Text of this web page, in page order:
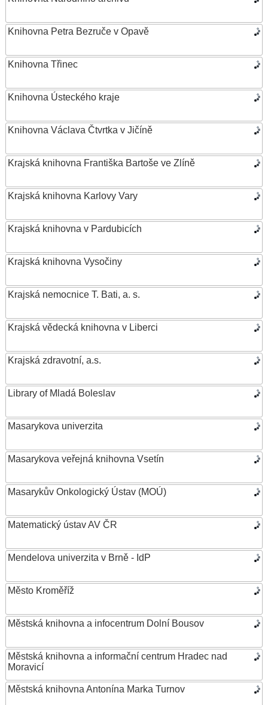
Knihovna Petra Bezruče v Opavě
Knihovna Třinec
Knihovna Ústeckého kraje
Knihovna Václava Čtvrtka v Jičíně
Krajská knihovna Františka Bartoše ve Zlíně
Krajská knihovna Karlovy Vary
Krajská knihovna v Pardubicích
Krajská knihovna Vysočiny
Krajská nemocnice T. Bati, a. s.
Krajská vědecká knihovna v Liberci
Krajská zdravotní, a.s.
Library of Mladá Boleslav
Masarykova univerzita
Masarykova veřejná knihovna Vsetín
Masarykův Onkologický Ústav (MOÚ)
Matematický ústav AV ČR
Mendelova univerzita v Brně - IdP
Město Kroměříž
Městská knihovna a infocentrum Dolní Bousov
Městská knihovna a informační centrum Hradec nad
Moravicí
Městská knihovna Antonína Marka Turnov